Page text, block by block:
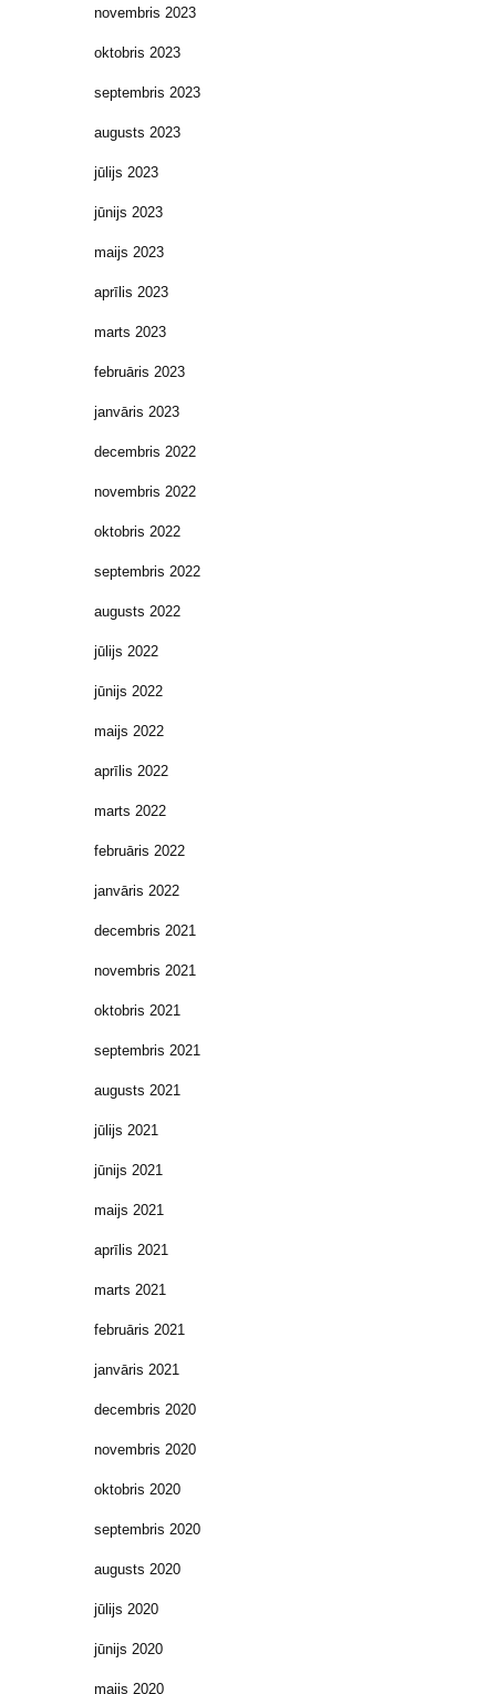
novembris 2023
oktobris 2023
septembris 2023
augusts 2023
jūlijs 2023
jūnijs 2023
maijs 2023
aprīlis 2023
marts 2023
februāris 2023
janvāris 2023
decembris 2022
novembris 2022
oktobris 2022
septembris 2022
augusts 2022
jūlijs 2022
jūnijs 2022
maijs 2022
aprīlis 2022
marts 2022
februāris 2022
janvāris 2022
decembris 2021
novembris 2021
oktobris 2021
septembris 2021
augusts 2021
jūlijs 2021
jūnijs 2021
maijs 2021
aprīlis 2021
marts 2021
februāris 2021
janvāris 2021
decembris 2020
novembris 2020
oktobris 2020
septembris 2020
augusts 2020
jūlijs 2020
jūnijs 2020
maijs 2020